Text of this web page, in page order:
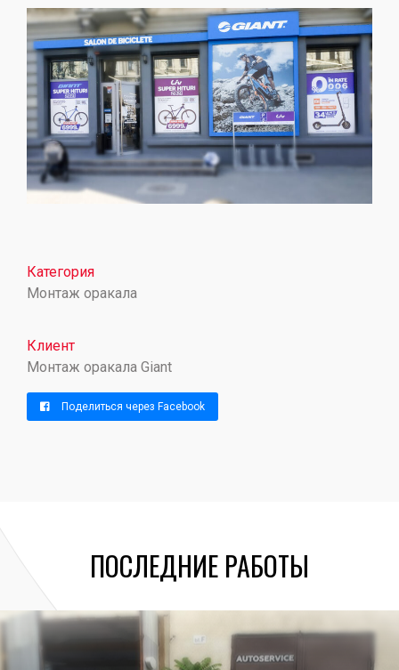
Категория
Монтаж оракала
Клиент
Монтаж оракала Giant
Поделиться через Facebook
ПОСЛЕДНИЕ РАБОТЫ